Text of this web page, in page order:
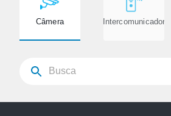
Câmera Intercomunicador